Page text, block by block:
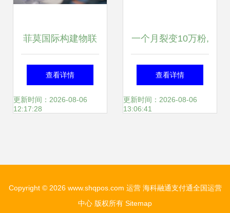
菲莫国际构建物联
网助推无烟产品发
展
查看详情
更新时间：2026-08-06
12:17:28
一个月裂变10万粉,
这才是裂变式营销
出品
查看详情
更新时间：2026-08-06
13:06:41
Copyright © 2026 www.shqpos.com 运营 海科融通支付通全国运营
中心 版权所有 Sitemap